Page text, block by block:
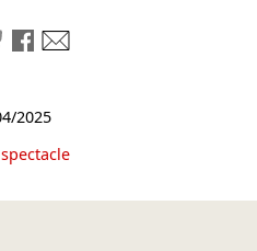
sur LinkedIn
sur Mastodon
Partager sur Bluesky
Partager sur Facebook
2025